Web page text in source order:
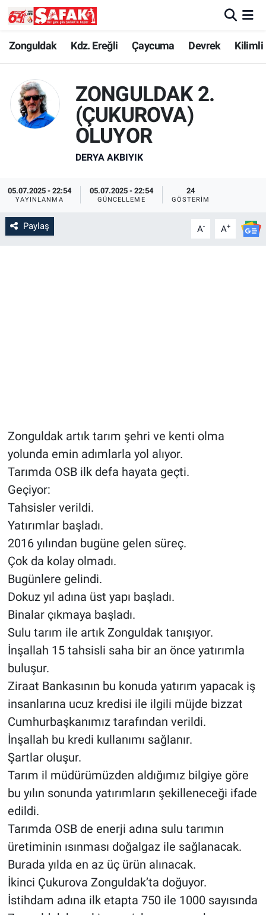
Zonguldak Kdz. Ereğli Çaycuma Devrek Kilimli
ZONGULDAK 2.
(ÇUKUROVA)
OLUYOR
DERYA AKBIYIK
05.07.2025 - 22:54
YAYINLANMA
05.07.2025 - 22:54
GÜNCELLEME
24
GÖSTERIM
Paylaş A- A+
Zonguldak artık tarım şehri ve kenti olma
yolunda emin adımlarla yol alıyor.
Tarımda OSB ilk defa hayata geçti.
Geçiyor:
Tahsisler verildi.
Yatırımlar başladı.
2016 yılından bugüne gelen süreç.
Çok da kolay olmadı.
Bugünlere gelindi.
Dokuz yıl adına üst yapı başladı.
Binalar çıkmaya başladı.
Sulu tarım ile artık Zonguldak tanışıyor.
İnşallah 15 tahsisli saha bir an önce yatırımla
buluşur.
Ziraat Bankasının bu konuda yatırım yapacak iş
insanlarına ucuz kredisi ile ilgili müjde bizzat
Cumhurbaşkanımız tarafından verildi.
İnşallah bu kredi kullanımı sağlanır.
Şartlar oluşur.
Tarım il müdürümüzden aldığımız bilgiye göre
bu yılın sonunda yatırımların şekilleneceği ifade
edildi.
Tarımda OSB de enerji adına sulu tarımın
üretiminin ısınması doğalgaz ile sağlanacak.
Burada yılda en az üç ürün alınacak.
İkinci Çukurova Zonguldak’ta doğuyor.
İstihdam adına ilk etapta 750 ile 1000 sayısında
Zonguldak
Çaycuma
Asayiş
Spor
Zonguldak Nöbetçi Eczaneler
Zonguldak Namaz Vakitleri
Zonguldak Trafik Yoğunluk Haritası
Tüm Manşetler
Son Dakika Haberleri